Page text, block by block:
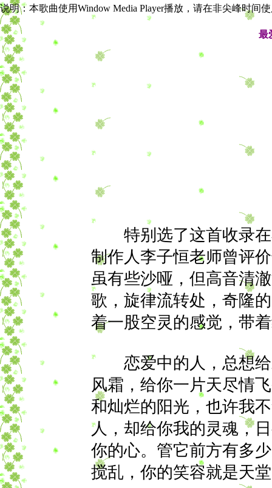
说明：本歌曲使用Window Media Player播放，请在非尖峰时间
最
特别选了这首收录在
制作人李子恒老师曾评
虽有些沙哑，但高音清
歌，旋律流转处，奇隆
着一股空灵的感觉，带
恋爱中的人，总想给
风霜，给你一片天尽情
和灿烂的阳光，也许我
人，却给你我的灵魂，
你的心。管它前方有多
搅乱，你的笑容就是天